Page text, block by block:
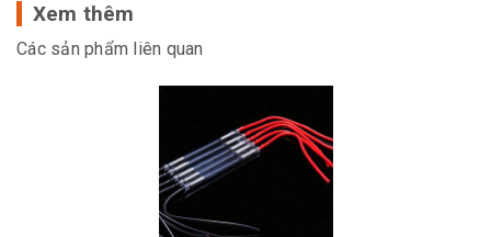
Xem thêm
Các sản phẩm liên quan